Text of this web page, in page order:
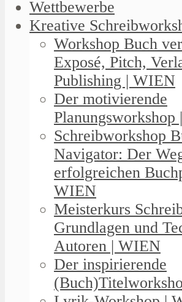
Wettbewerbe
Kreative
Workshop Buch
Exposé, Pitch,
Publishing | WIEN
Der motivierende
Schreibworkshop
Navigator: Der
erfolgreichen
WIEN
Meisterkurs
Grundlagen und
Autoren | WIEN
Der inspirierende